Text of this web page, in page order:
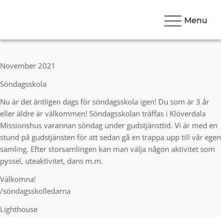
Menu
November 2021
Söndagsskola
Nu är det äntligen dags för söndagsskola igen! Du som är 3 år
eller äldre är välkommen! Söndagsskolan träffas i Klöverdala
Missionshus varannan söndag under gudstjänsttid. Vi är med en
stund på gudstjänsten för att sedan gå en trappa upp till vår egen
samling. Efter storsamlingen kan man välja någon aktivitet som
pyssel, uteaktivitet, dans m.m.
Välkomna!
/söndagsskolledarna
Lighthouse